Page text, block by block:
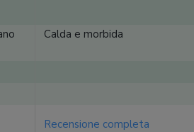
Calda e morbida
Recensione completa